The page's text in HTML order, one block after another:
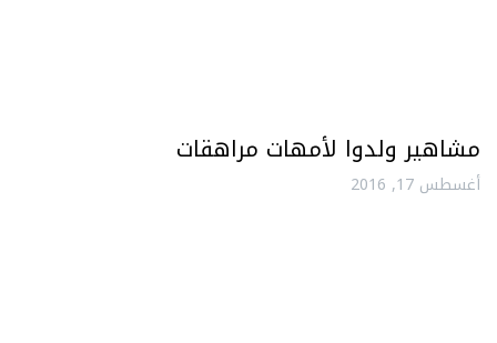
مشاهير ولدوا لأمهات مراهقات
أغسطس 17, 2016